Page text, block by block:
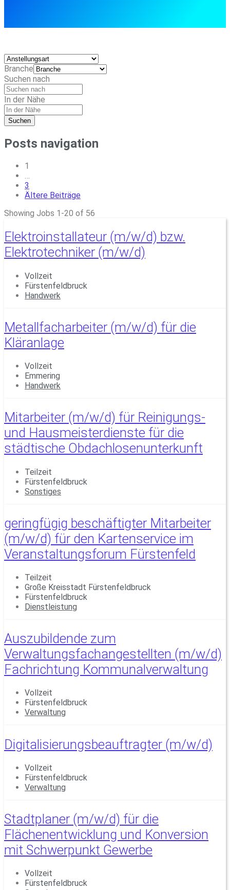
Branche
Suchen nach
In der Nähe
Suchen
Posts navigation
1
…
3
Ältere Beiträge
Showing Jobs 1-20 of 56
Elektroinstallateur (m/w/d) bzw.
Elektrotechniker (m/w/d)
Vollzeit
Fürstenfeldbruck
Handwerk
Metallfacharbeiter (m/w/d) für die
Kläranlage
Vollzeit
Emmering
Handwerk
Mitarbeiter (m/w/d) für Reinigungs-
und Hausmeisterdienste für die
städtische Obdachlosenunterkunft
Teilzeit
Fürstenfeldbruck
Sonstiges
geringfügig beschäftigter Mitarbeiter
(m/w/d) für den Kartenservice im
Veranstaltungsforum Fürstenfeld
Teilzeit
Große Kreisstadt Fürstenfeldbruck
Fürstenfeldbruck
Dienstleistung
Auszubildende zum
Verwaltungsfachangestellten (m/w/d)
Fachrichtung Kommunalverwaltung
Vollzeit
Fürstenfeldbruck
Verwaltung
Digitalisierungsbeauftragter (m/w/d)
Vollzeit
Fürstenfeldbruck
Verwaltung
Stadtplaner (m/w/d) für die
Flächenentwicklung und Konversion
mit Schwerpunkt Gewerbe
Vollzeit
Fürstenfeldbruck